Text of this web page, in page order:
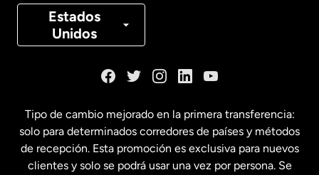
Estados
Unidos
Canadá Français
Estados Unidos English
Tipo de cambio mejorado en la primera transferencia:
solo para determinados corredores de países y métodos
de recepción. Esta promoción es exclusiva para nuevos
clientes y solo se podrá usar una vez por persona. Se